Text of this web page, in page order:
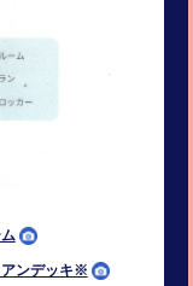
ンデッキ※